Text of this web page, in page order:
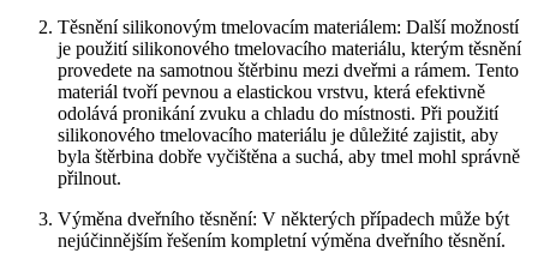
Těsnění silikonovým​ tmelovacím​ materiálem: Další možností
je ⁢použití silikonového tmelovacího materiálu, kterým ⁣těsnění
provedete na samotnou štěrbinu mezi ​dveřmi a rámem. Tento⁣
materiál tvoří pevnou a elastickou vrstvu, která‌ efektivně
odolává pronikání zvuku‍ a chladu do místnosti. Při⁤ použití
silikonového ⁢tmelovacího materiálu ​je důležité zajistit, aby
byla štěrbina dobře vyčištěna ‌a suchá, aby ⁣tmel⁣ mohl správně
přilnout.
Výměna dveřního těsnění: V některých ⁣případech může být
nejúčinnějším řešením kompletní ‌výměna dveřního těsnění.